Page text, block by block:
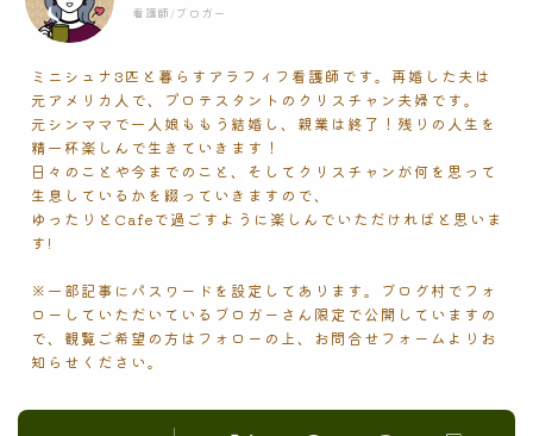
看護師/ブロガー
ミニシュナ3匹と暮らすアラフィフ看護師です。再婚した夫は
元アメリカ人で、プロテスタントのクリスチャン夫婦です。
元シンママで一人娘ももう結婚し、親業は終了！残りの人生を
精一杯楽しんで生きていきます！
日々のことや今までのこと、そしてクリスチャンが何を思って
生息しているかを綴っていきますので、
ゆったりとCafeで過ごすように楽しんでいただければと思いま
す!
※一部記事にパスワードを設定してあります。ブログ村でフォ
ローしていただいているブロガーさん限定で公開していますの
で、観覧ご希望の方はフォローの上、お問合せフォームよりお
知らせください。